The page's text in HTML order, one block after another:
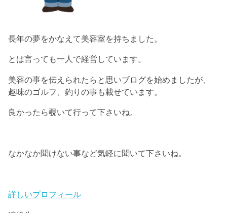
長年の夢をかなえて美容室を持ちました。
とは言っても一人で経営しています。
美容の事を伝えられたらと思いブログを始めましたが、
趣味のゴルフ、釣りの事も載せています。
良かったら覗いて行って下さいね。
なかなか聞けない事など気軽に聞いて下さいね。
詳しいプロフィール